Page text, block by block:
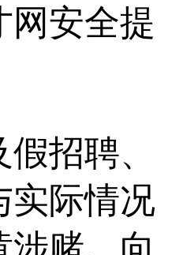
网安全提
招聘、
实际情况